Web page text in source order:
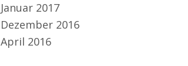
Januar 2017
Dezember 2016
April 2016